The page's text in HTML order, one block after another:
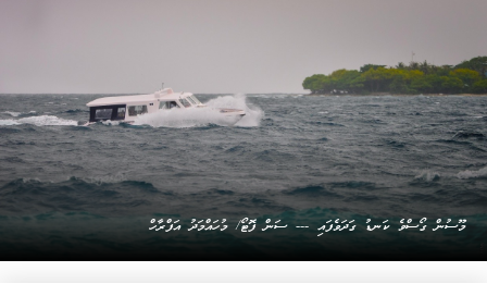
މޫސުން ގޯސްވެ ކަނޑު ގަދަވެފައި --- ސަން ފޮޓޯ/ މުހައްމަދު އަފްރާހް